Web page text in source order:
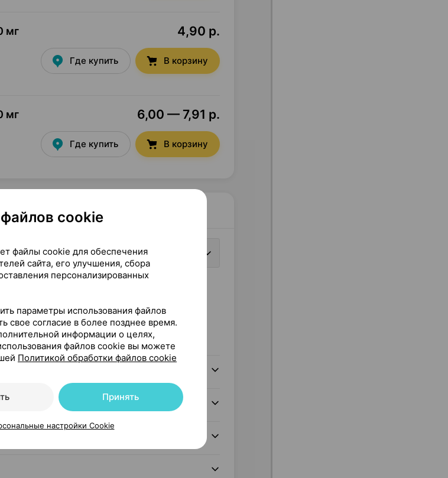
мг
4,90 р.
Где купить В корзину
мг
6,00 — 7,91 р.
Где купить В корзину
cookie
файлы cookie для обеспечения
сайта, его улучшения, сбора
персонализированных
параметры использования файлов
свое согласие в более позднее время.
информации о целях,
файлов cookie вы можете
Политикой обработки файлов cookie
Принять
настройки Cookie